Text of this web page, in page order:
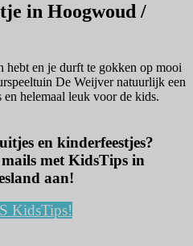
in Hoogwoud /
hebt en je durft te gokken op mooi
De Weijver natuurlijk een
helemaal leuk voor de kids.
en kinderfeestjes?
met KidsTips in
aan!
KidsTips!